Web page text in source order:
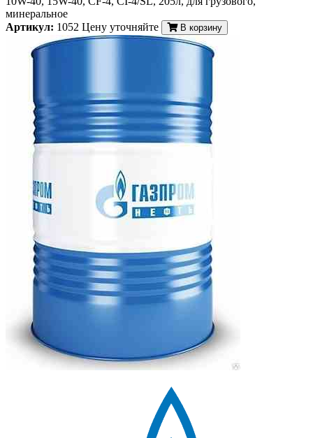
минеральное
Артикул: 1052 Цену уточняйте В корзину